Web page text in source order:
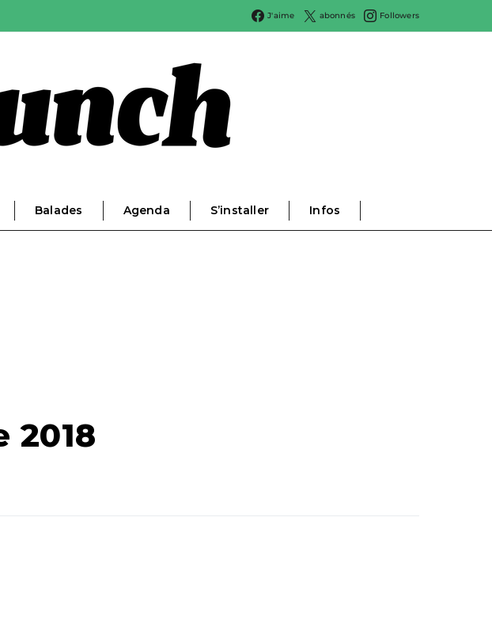
J'aime abonnés Followers
Balades Agenda S’installer Infos
2018